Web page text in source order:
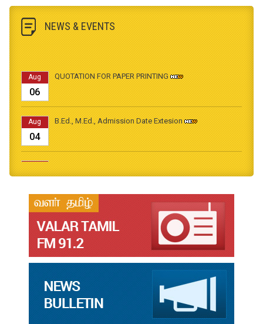
NEWS & EVENTS
Aug
06
QUOTATION FOR PAPER PRINTING
Aug
04
B.Ed., M.Ed., Admission Date Extesion
Jul
31
தமிழ்க்கலை – தமிழியல் காலாண்டு ஆய்விதழ் - 2026
Jul
31
தமிழ்க்கலை – தமிழியல் காலாண்டு ஆய்விதழ் – 2025
Jul
31
தமிழ்க்கலை – தமிழியல் காலாண்டு ஆய்விதழ் – 2024
Jul
31
தமிழ்க்கலை – தமிழியல் காலாண்டு ஆய்விதழ் – 2023